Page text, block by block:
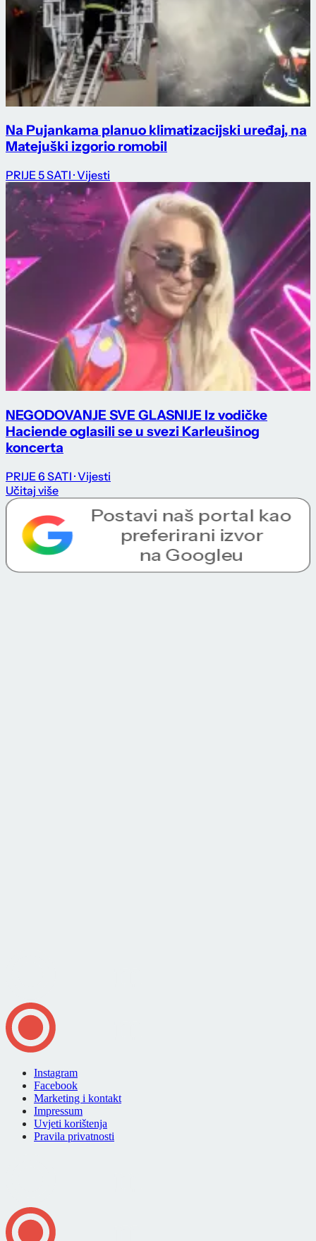
Na Pujankama planuo klimatizacijski uređaj, na
Matejuški izgorio romobil
PRIJE 5 SATI · Vijesti
NEGODOVANJE SVE GLASNIJE Iz vodičke
Haciende oglasili se u svezi Karleušinog
koncerta
PRIJE 6 SATI · Vijesti
Učitaj više
Instagram
Facebook
Marketing i kontakt
Impressum
Uvjeti korištenja
Pravila privatnosti